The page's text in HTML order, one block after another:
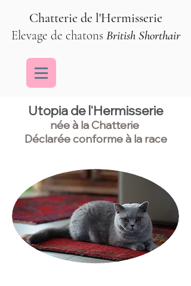
Chatterie de l'Hermisserie
Elevage de chatons British Shorthair
Utopia de l'Hermisserie
née à la Chatterie
Déclarée conforme à la race